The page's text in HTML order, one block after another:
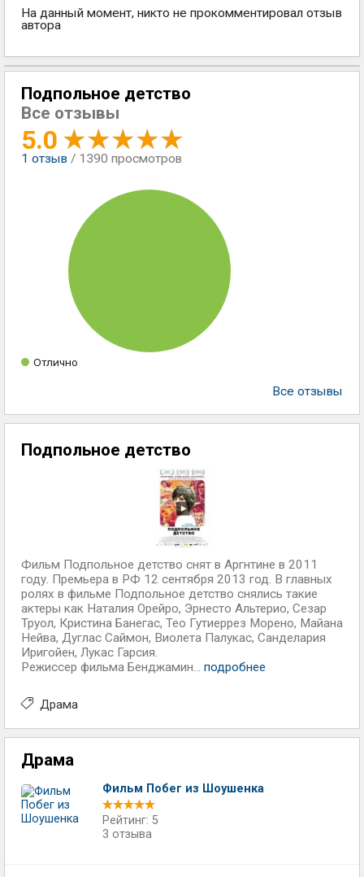
На данный момент, никто не прокомментировал отзыв
автора
Подпольное детство
Все отзывы
5.0
1 отзыв / 1390 просмотров
Отлично
Все отзывы
Подпольное детство
Фильм Подпольное детство снят в Аргнтине в 2011
году. Премьера в РФ 12 сентября 2013 год. В главных
ролях в фильме Подпольное детство снялись такие
актеры как Наталия Орейро, Эрнесто Альтерио, Сезар
Труол, Кристина Банегас, Тео Гутиеррез Морено, Майана
Нейва, Дуглас Саймон, Виолета Палукас, Санделария
Иригойен, Лукас Гарсия.
Режиссер фильма Бенджамин... подробнее
Драма
Драма
Фильм Побег из Шоушенка
Рейтинг: 5
3 отзыва